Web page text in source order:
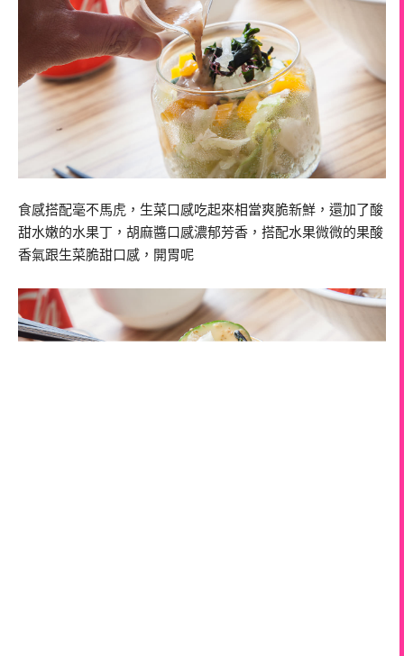
食感搭配毫不馬虎，生菜口感吃起來相當爽脆新鮮，還加了酸
甜水嫩的水果丁，胡麻醬口感濃郁芳香，搭配水果微微的果酸
香氣跟生菜脆甜口感，開胃呢